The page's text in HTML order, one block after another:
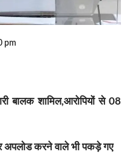
pm
बालक शामिल,आरोपियों से 08
अपलोड करने वाले भी पकड़े गए